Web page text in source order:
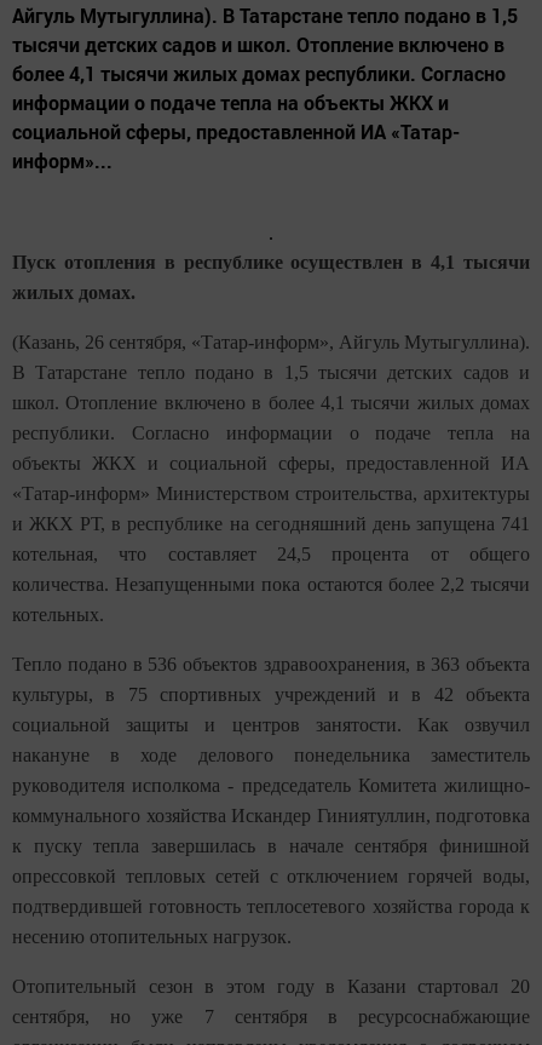
Айгуль Мутыгуллина). В Татарстане тепло подано в 1,5
тысячи детских садов и школ. Отопление включено в
более 4,1 тысячи жилых домах республики. Согласно
информации о подаче тепла на объекты ЖКХ и
социальной сферы, предоставленной ИА «Татар-
информ»...
Пуск отопления в республике осуществлен в 4,1 тысячи
жилых домах.
(Казань, 26 сентября, «Татар-информ», Айгуль Мутыгуллина).
В Татарстане тепло подано в 1,5 тысячи детских садов и
школ. Отопление включено в более 4,1 тысячи жилых домах
республики. Согласно информации о подаче тепла на
объекты ЖКХ и социальной сферы, предоставленной ИА
«Татар-информ» Министерством строительства, архитектуры
и ЖКХ РТ, в республике на сегодняшний день запущена 741
котельная, что составляет 24,5 процента от общего
количества. Незапущенными пока остаются более 2,2 тысячи
котельных.
Тепло подано в 536 объектов здравоохранения, в 363 объекта
культуры, в 75 спортивных учреждений и в 42 объекта
социальной защиты и центров занятости. Как озвучил
накануне в ходе делового понедельника заместитель
руководителя исполкома - председатель Комитета жилищно-
коммунального хозяйства Искандер Гиниятуллин, подготовка
к пуску тепла завершилась в начале сентября финишной
опрессовкой тепловых сетей с отключением горячей воды,
подтвердившей готовность теплосетевого хозяйства города к
несению отопительных нагрузок.
Отопительный сезон в этом году в Казани стартовал 20
сентября, но уже 7 сентября в ресурсоснабжающие